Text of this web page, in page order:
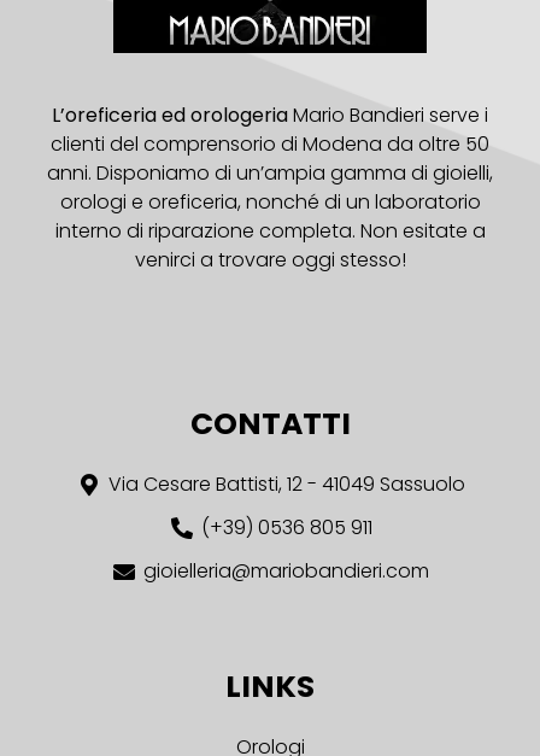
L’oreficeria ed orologeriaMario Bandieri serve i
clienti del comprensorio di Modena da oltre 50
anni. Disponiamo di un’ampia gamma di gioielli,
orologi e oreficeria, nonché di un laboratorio
interno di riparazione completa. Non esitate a
venirci a trovare oggi stesso!
CONTATTI
Via Cesare Battisti, 12 - 41049 Sassuolo
(+39) 0536 805 911
gioielleria@mariobandieri.com
LINKS
Orologi